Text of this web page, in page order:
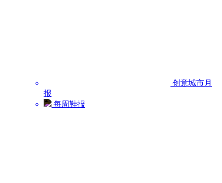
创意城市月
报
每周鞋报